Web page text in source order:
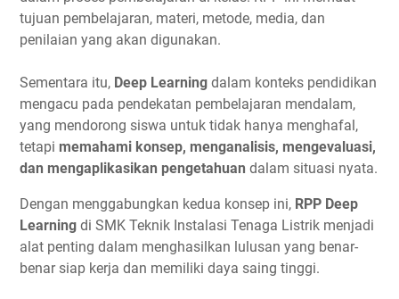
tujuan pembelajaran, materi, metode, media, dan
penilaian yang akan digunakan.
Sementara itu, Deep Learning dalam konteks pendidikan
mengacu pada pendekatan pembelajaran mendalam,
yang mendorong siswa untuk tidak hanya menghafal,
tetapi memahami konsep, menganalisis, mengevaluasi,
dan mengaplikasikan pengetahuan dalam situasi nyata.
Dengan menggabungkan kedua konsep ini, RPP Deep
Learning di SMK Teknik Instalasi Tenaga Listrik menjadi
alat penting dalam menghasilkan lulusan yang benar-
benar siap kerja dan memiliki daya saing tinggi.